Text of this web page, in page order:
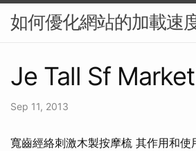
如何優化網站的加載速
Je Tall Sf
Sep 11, 2013
寬齒經絡刺激木製按摩梳 其作用和使